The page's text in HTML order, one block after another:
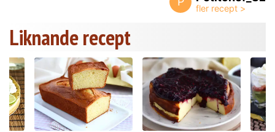
Liknande recept